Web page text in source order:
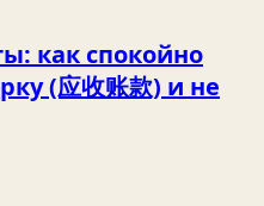
как спокойно
(应收账款) и не